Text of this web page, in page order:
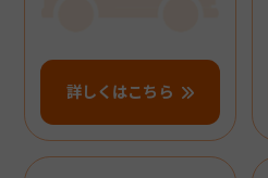
詳しくはこちら